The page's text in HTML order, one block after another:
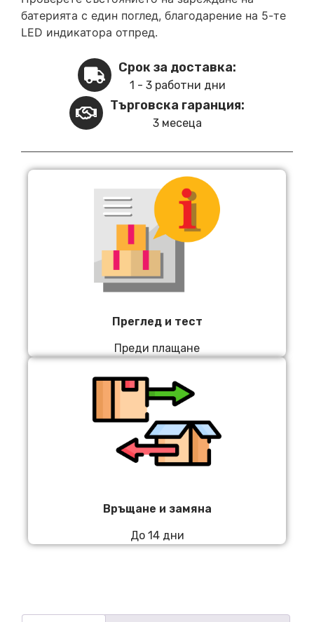
батерията с един поглед, благодарение на 5-те
LED индикатора отпред.
Срок за доставка:
1 - 3 работни дни
Търговска гаранция:
3 месеца
Преглед и тест
Преди плащане
Връщане и замяна
До 14 дни